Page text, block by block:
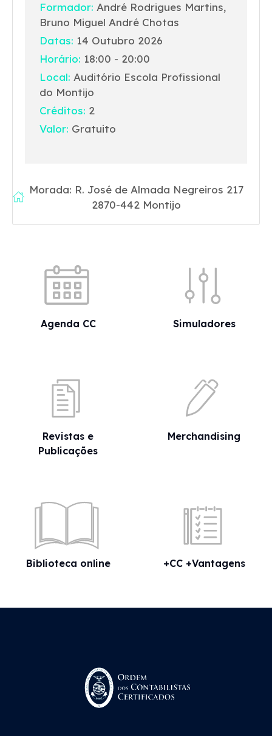
Formador: André Rodrigues Martins,
Bruno Miguel André Chotas
Datas: 14 Outubro 2026
Horário: 18:00 - 20:00
Local: Auditório Escola Profissional
do Montijo
Créditos: 2
Valor: Gratuito
Morada: R. José de Almada Negreiros 217
2870-442 Montijo
Agenda CC Simuladores
Revistas e
Publicações
Merchandising
Biblioteca online +CC +Vantagens